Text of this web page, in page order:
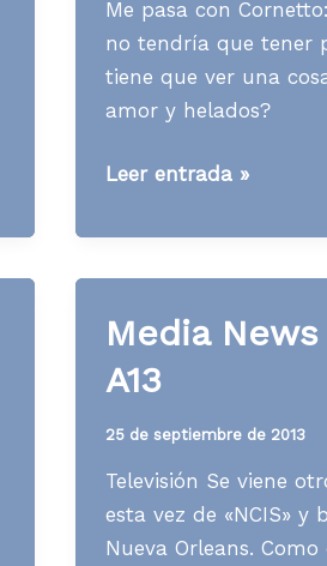
Me pasa con
no tendría que tener
tiene que ver una
amor y helados?
Media
S32
A14
Leer entrada »
Media
A13
25 de septiembre de 2013
Televisión Se viene
esta vez de «NCIS» y
Nueva Orleans. Como